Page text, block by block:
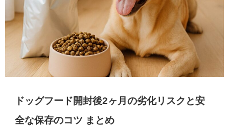
ドッグフード開封後2ヶ月の劣化リスクと安
全な保存のコツ まとめ